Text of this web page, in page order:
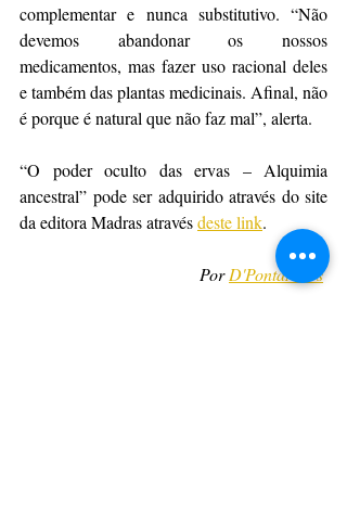
complementar e nunca substitutivo. “Não
devemos abandonar os nossos
medicamentos, mas fazer uso racional deles
e também das plantas medicinais. Afinal, não
é porque é natural que não faz mal”, alerta.
“O poder oculto das ervas – Alquimia
ancestral” pode ser adquirido através do site
da editora Madras através deste link.
Por D'PontaNews